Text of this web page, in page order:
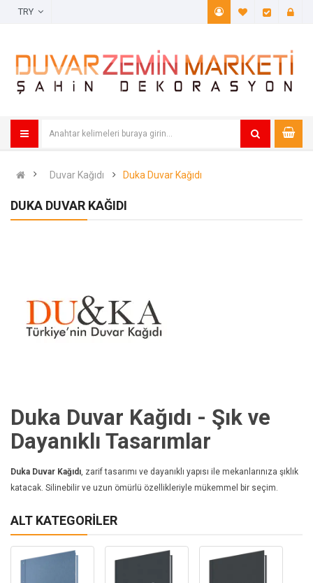
A. Listem
Duvar Kağıdı Duka Duvar Kağıdı
DUKA DUVAR KAĞIDI
Duka Duvar Kağıdı - Şık ve
Dayanıklı Tasarımlar
Duka Duvar Kağıdı, zarif tasarımı ve dayanıklı yapısı ile mekanlarınıza şıklık
katacak. Silinebilir ve uzun ömürlü özellikleriyle mükemmel bir seçim.
ALT KATEGORILER